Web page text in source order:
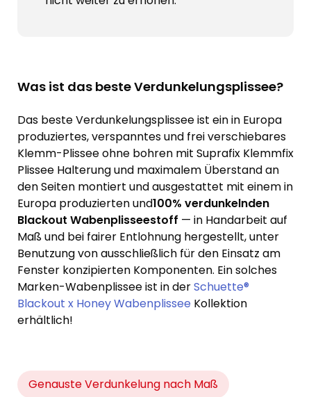
Was ist das beste Verdunkelungsplissee?
Das beste Verdunkelungsplissee ist ein in Europa
produziertes, verspanntes und frei verschiebares
Klemm-Plissee ohne bohren mit Suprafix Klemmfix
Plissee Halterung und maximalem Überstand an
den Seiten montiert und ausgestattet mit einem in
Europa produzierten und100% verdunkelnden
Blackout Wabenplisseestoff — in Handarbeit auf
Maß und bei fairer Entlohnung hergestellt, unter
Benutzung von ausschließlich für den Einsatz am
Fenster konzipierten Komponenten. Ein solches
Marken-Wabenplissee ist in derSchuette®
Blackout x Honey Wabenplissee Kollektion
erhältlich!
Genauste Verdunkelung nach Maß